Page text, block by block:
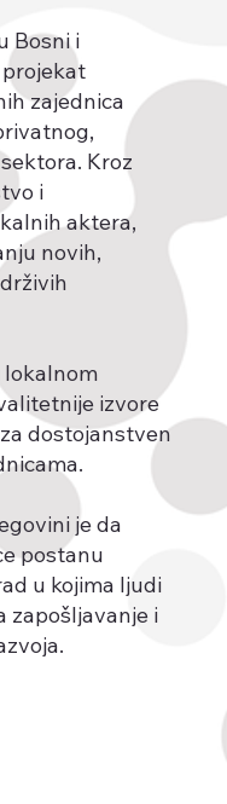
Bosni i
projekat
zajednica
Kroz
i
aktera,
novih,
lokalnom
izvore
dostojanstven
je da
postanu
u kojima ljudi
zapošljavanje i